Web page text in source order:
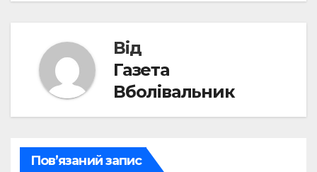
Від
Газета
Вболівальник
Пов’язаний запис